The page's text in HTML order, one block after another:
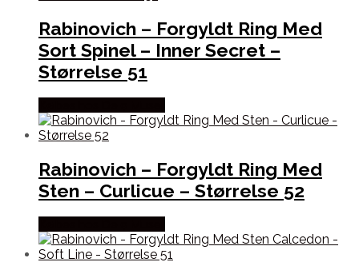
Rabinovich – Forgyldt Ring Med
Sort Spinel – Inner Secret –
Størrelse 51
Rabinovich – Forgyldt Ring Med
Sten – Curlicue – Størrelse 52